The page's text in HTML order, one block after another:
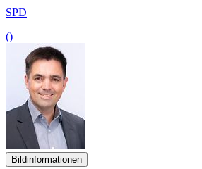
SPD
()
Bildinformationen